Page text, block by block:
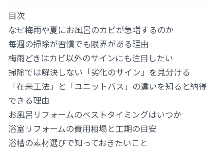
目次
なぜ梅雨や夏にお風呂のカビが急増するのか
毎週の掃除が習慣でも限界がある理由
梅雨どきはカビ以外のサインにも注目したい
掃除では解決しない「劣化のサイン」を見分ける
「在来工法」と「ユニットバス」の違いを知ると納得
できる理由
お風呂リフォームのベストタイミングはいつか
浴室リフォームの費用相場と工期の目安
浴槽の素材選びで知っておきたいこと